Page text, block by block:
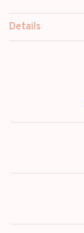
Details